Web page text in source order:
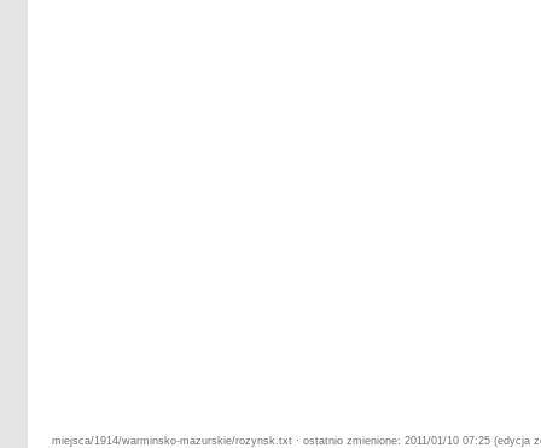
miejsca/1914/warminsko-mazurskie/rozynsk.txt · ostatnio zmienione: 2011/01/10 07:25 (edycja